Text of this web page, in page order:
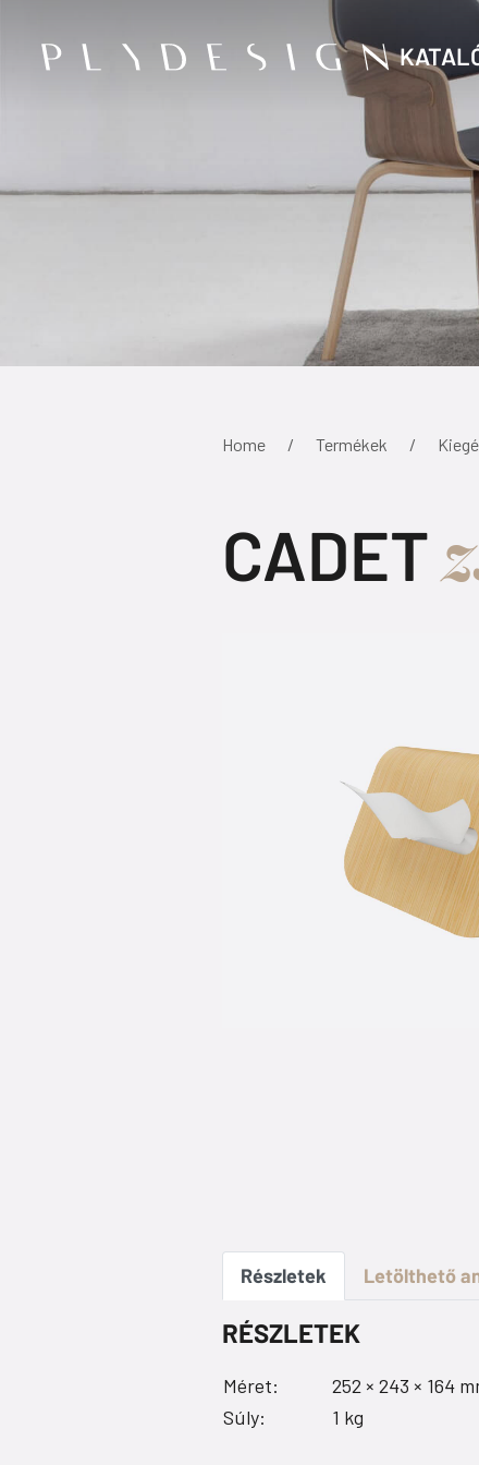
Home Termékek
CADET
Részletek Letölthető
RÉSZLETEK
Méret:
252 × 243 × 164
Súly:
1 kg